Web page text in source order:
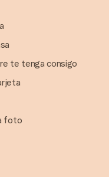
te tenga consigo
foto